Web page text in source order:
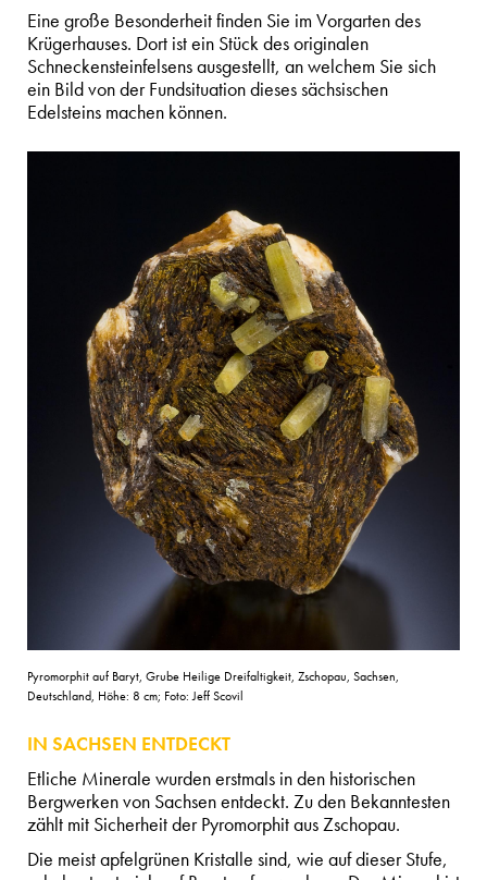
Eine große Besonderheit finden Sie im Vorgarten des
Krügerhauses. Dort ist ein Stück des originalen
Schneckensteinfelsens ausgestellt, an welchem Sie sich
ein Bild von der Fundsituation dieses sächsischen
Edelsteins machen können.
Pyromorphit auf Baryt, Grube Heilige Dreifaltigkeit, Zschopau, Sachsen,
Deutschland, Höhe: 8 cm; Foto: Jeff Scovil
IN SACHSEN ENTDECKT
Etliche Minerale wurden erstmals in den historischen
Bergwerken von Sachsen entdeckt. Zu den Bekanntesten
zählt mit Sicherheit der Pyromorphit aus Zschopau.
Die meist apfelgrünen Kristalle sind, wie auf dieser Stufe,